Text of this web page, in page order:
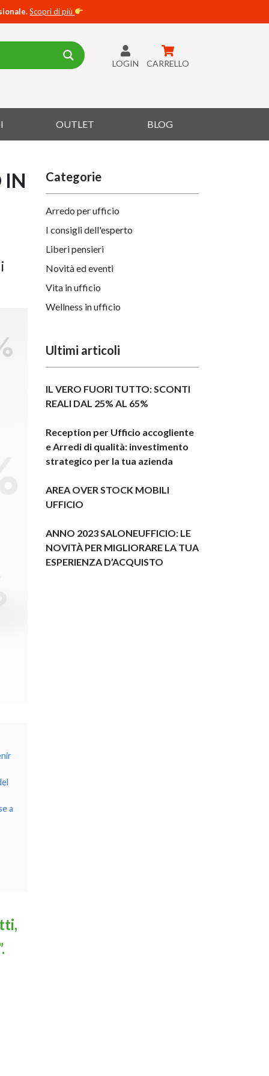
Scopri di più
LOGIN CARRELLO
OUTLET BLOG
IN
a
Categorie
Arredo per ufficio
I consigli dell'esperto
Liberi pensieri
Novità ed eventi
Vita in ufficio
Wellness in ufficio
Ultimi articoli
IL VERO FUORI TUTTO: SCONTI
REALI DAL 25% AL 65%
Reception per Ufficio accogliente
e Arredi di qualità: investimento
strategico per la tua azienda
AREA OVER STOCK MOBILI
UFFICIO
ANNO 2023 SALONEUFFICIO: LE
NOVITÀ PER MIGLIORARE LA TUA
ESPERIENZA D’ACQUISTO